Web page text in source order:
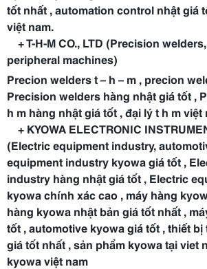
tốt nhất , automation control nhật giá
việt nam.
+ T-H-M CO., LTD (Precision
peripheral machines)
Precion welders t – h – m , precion
Precision welders hàng nhật giá tốt ,
h m hàng nhật giá tốt , đại lý t h m việt
+ KYOWA ELECTRONIC
(Electric equipment industry,
equipment industry kyowa giá tốt ,
industry hàng nhật giá tốt , Electric
kyowa chính xác cao , máy hàng
hàng kyowa nhật bản giá tốt nhất ,
tốt , automotive kyowa giá tốt , thiết
giá tốt nhất , sản phẩm kyowa tại viet
kyowa việt nam